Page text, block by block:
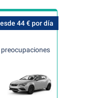
44 € por día
preocupaciones